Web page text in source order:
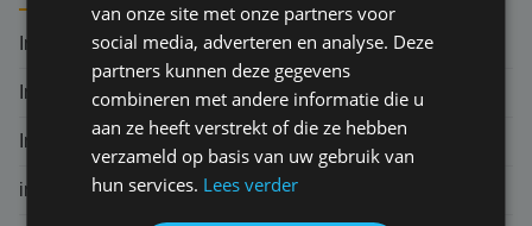
Indemniteitsbeginsel
Ingebrekestelling
Indirecte schade
inlooprisico
van onze site met onze partners voor
social media, adverteren en analyse. Deze
partners kunnen deze gegevens
combineren met andere informatie die u
aan ze heeft verstrekt of die ze hebben
verzameld op basis van uw gebruik van
hun services. Lees verder